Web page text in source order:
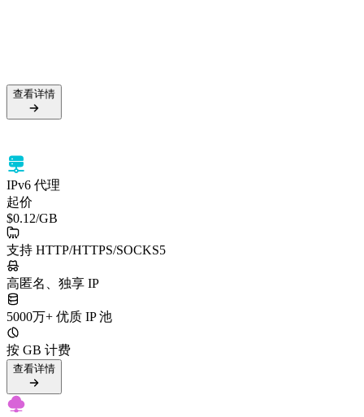
查看详情
IPv6 代理
起价
$0.12/GB
支持 HTTP/HTTPS/SOCKS5
高匿名、独享 IP
5000万+ 优质 IP 池
按 GB 计费
查看详情